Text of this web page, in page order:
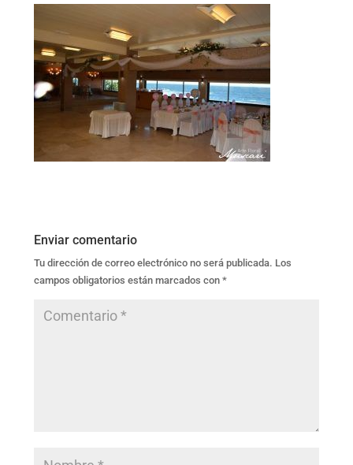
Enviar comentario
Tu dirección de correo electrónico no será publicada. Los
campos obligatorios están marcados con *